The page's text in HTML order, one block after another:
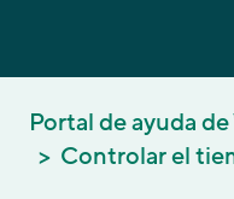
Portal de ayuda
Controlar el